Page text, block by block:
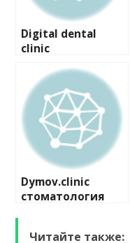
Digital dental
clinic
Dymov.clinic
стоматология
Читайте также: